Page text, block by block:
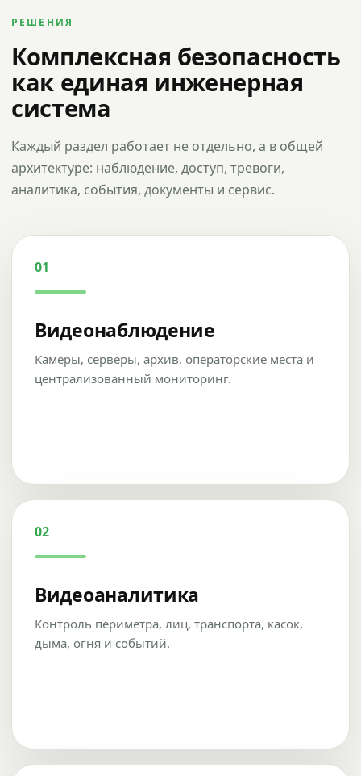
РЕШЕНИЯ
Комплексная безопасность
как единая инженерная
система
Каждый раздел работает не отдельно, а в общей
архитектуре: наблюдение, доступ, тревоги,
аналитика, события, документы и сервис.
01
Видеонаблюдение
Камеры, серверы, архив, операторские места и
централизованный мониторинг.
02
Видеоаналитика
Контроль периметра, лиц, транспорта, касок,
дыма, огня и событий.